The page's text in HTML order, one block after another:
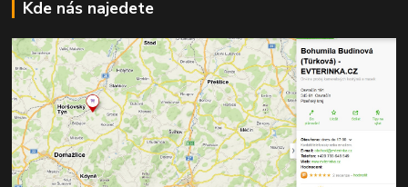
Kde nás najedete